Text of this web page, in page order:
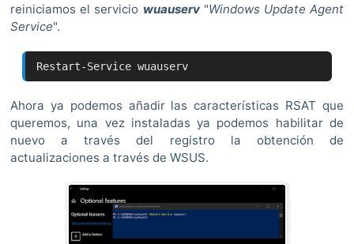
reiniciamos el servicio wuauserv"Windows Update Agent
Service".
Restart-Service wuauserv
Ahora ya podemos añadir las características RSAT que
queremos, una vez instaladas ya podemos habilitar de
nuevo a través del registro la obtención de
actualizaciones a través de WSUS.